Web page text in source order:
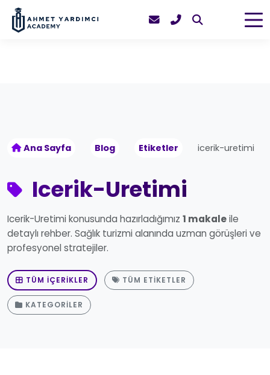
Ana Sayfa Blog Etiketler icerik-uretimi
Icerik-Uretimi
Icerik-Uretimi konusunda hazırladığımız 1 makaleile
detaylı rehber. Sağlık turizmi alanında uzman görüşleri ve
profesyonel stratejiler.
TÜM İÇERIKLER TÜM ETIKETLER
KATEGORILER